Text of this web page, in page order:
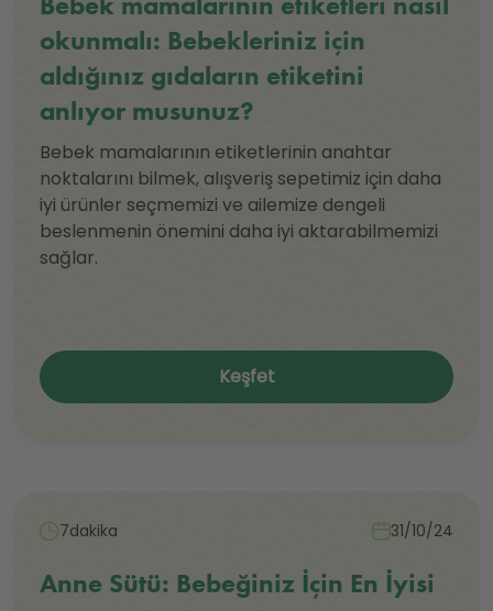
okunmalı: Bebekleriniz için
aldığınız gıdaların etiketini
anlıyor musunuz?
Bebek mamalarının etiketlerinin anahtar
noktalarını bilmek, alışveriş sepetimiz için daha
iyi ürünler seçmemizi ve ailemize dengeli
beslenmenin önemini daha iyi aktarabilmemizi
sağlar.
Keşfet
7dakika 31/10/24
Anne Sütü: Bebeğiniz İçin En İyisi